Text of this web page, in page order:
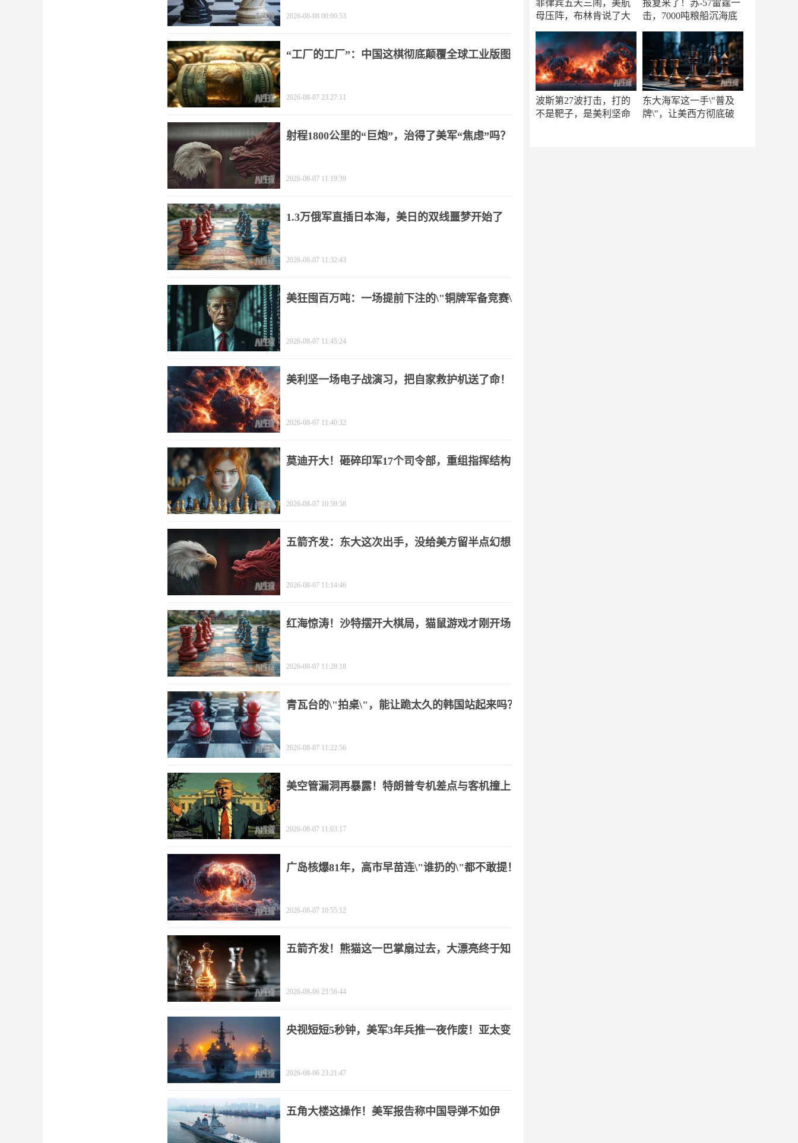
菲律宾五天三闹，美航
母压阵，布林肯说了大
报复来了！苏-57雷霆一
击，7000吨粮船沉海底
波斯第27波打击，打的
不是靶子，是美利坚命
东大海军这一手\"普及
牌\"，让美西方彻底破
2026-08-08 00:00:53
“工厂的工厂”：中国这棋彻底颠覆全球工业版图
2026-08-07 23:27:11
射程1800公里的“巨炮”，治得了美军“焦虑”吗？
2026-08-07 11:19:39
1.3万俄军直插日本海，美日的双线噩梦开始了
2026-08-07 11:32:43
美狂囤百万吨：一场提前下注的\"铜牌军备竞赛\"
2026-08-07 11:45:24
美利坚一场电子战演习，把自家救护机送了命！
2026-08-07 11:40:32
莫迪开大！砸碎印军17个司令部，重组指挥结构
2026-08-07 10:59:58
五箭齐发：东大这次出手，没给美方留半点幻想
2026-08-07 11:14:46
红海惊涛！沙特摆开大棋局，猫鼠游戏才刚开场
2026-08-07 11:28:18
青瓦台的\"拍桌\"，能让跪太久的韩国站起来吗？
2026-08-07 11:22:56
美空管漏洞再暴露！特朗普专机差点与客机撞上
2026-08-07 11:03:17
广岛核爆81年，高市早苗连\"谁扔的\"都不敢提！
2026-08-07 10:55:12
五箭齐发！熊猫这一巴掌扇过去，大漂亮终于知
2026-08-06 23:56:44
央视短短5秒钟，美军3年兵推一夜作废！亚太变
2026-08-06 23:21:47
五角大楼这操作！美军报告称中国导弹不如伊